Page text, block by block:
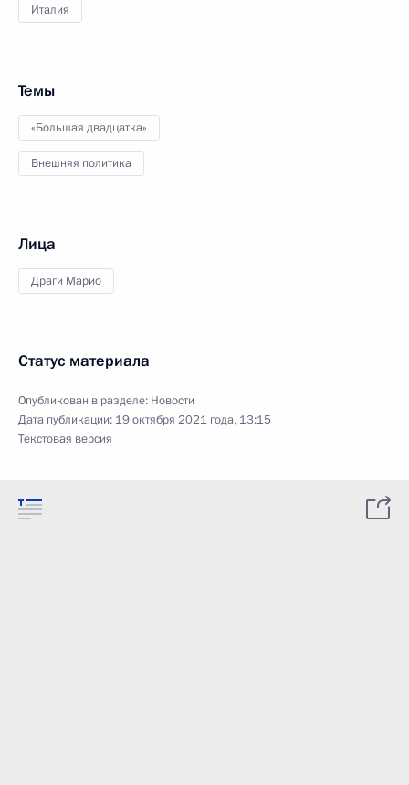
Италия
Темы
«Большая двадцатка»
Внешняя политика
Лица
Драги Марио
Статус материала
Опубликован в разделе: Новости
Дата публикации: 19 октября 2021 года, 13:15
Текстовая версия